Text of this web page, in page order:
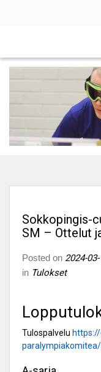
Sokkopingis-
SM – Ottelut
Posted on 2024-
in Tulokset
Tulospalvelu